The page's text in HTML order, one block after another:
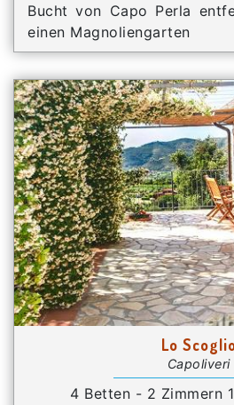
Bucht von Capo Perla
einen Magnoliengarten
Lo
Capoliveri
4 Betten - 2 Zimmern